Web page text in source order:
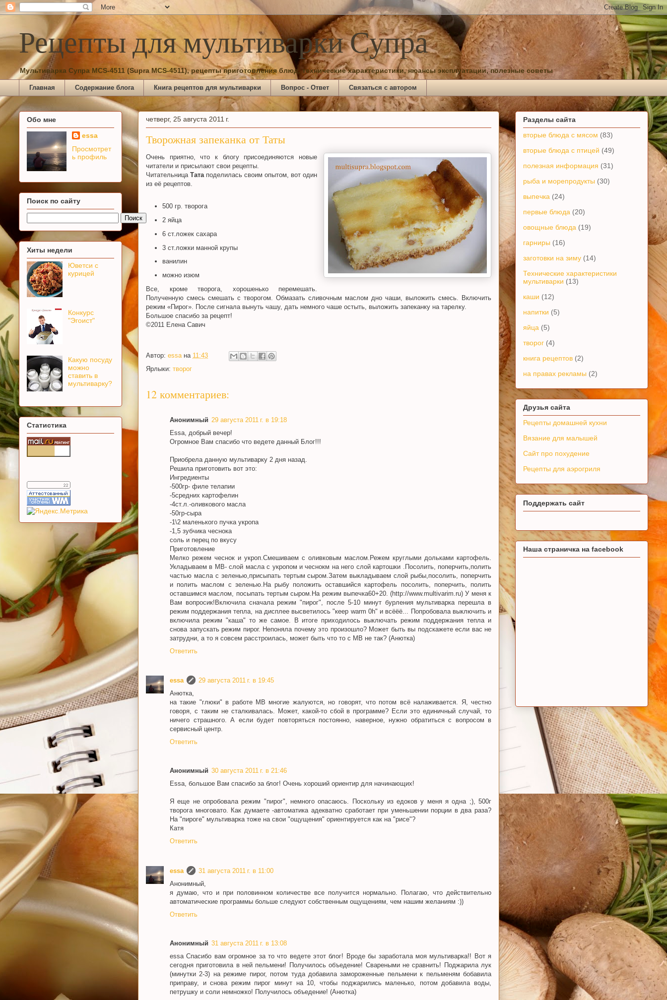
Рецепты для мультиварки Супра
Мультиварка Супра MCS-4511 (Supra MCS-4511), рецепты приготовления блюд, технические характеристики, нюансы эксплуатации, полезные советы
Главная Содержание блога Книга рецептов для мультиварки Вопрос - Ответ Связаться с автором
четверг, 25 августа 2011 г.
Творожная запеканка от Таты
Очень приятно, что к блогу присоединяются новые
читатели и присылают свои рецепты.
Читательница Тата поделилась своим опытом, вот один
из её рецептов.
500 гр. творога
2 яйца
6 ст.ложек сахара
3 ст.ложки манной крупы
ванилин
можно изюм
Все, кроме творога, хорошенько перемешать.
Полученную смесь смешать с творогом. Обмазать сливочным маслом дно чаши, выложить смесь. Включить
режим «Пирог». После сигнала вынуть чашу, дать немного чаше остыть, выложить запеканку на тарелку.
Большое спасибо за рецепт!
©2011 Елена Савич
Автор: essa на 11:43
Ярлыки: творог
12 комментариев:
Анонимный 29 августа 2011 г. в 19:18
Essa, добрый вечер!
Огромное Вам спасибо что ведете данный Блог!!!
Приобрела данную мультиварку 2 дня назад.
Решила приготовить вот это:
Ингредиенты
-500гр- филе телапии
-5средних картофелин
-4ст.л.-оливкового масла
-50гр-сыра
-1\2 маленького пучка укропа
-1,5 зубчика чеснока
соль и перец по вкусу
Приготовление
Мелко режем чеснок и укроп.Смешиваем с оливковым маслом.Режем круглыми дольками картофель.
Укладываем в МВ- слой масла с укропом и чеснокм на него слой картошки .Посолить, поперчить,полить
частью масла с зеленью,присыпать тертым сыром.Затем выкладываем слой рыбы,посолить, поперчить
и полить маслом с зеленью.На рыбу положить оставшийся картофель посолить, поперчить, полить
оставшимся маслом, посыпать тертым сыром.На режим выпечка60+20. (http://www.multivarim.ru) У меня к
Вам вопросик!Включила сначала режим "пирог", после 5-10 минут бурления мультиварка перешла в
режим поддержания тепла, на дисплее высветилось "кеер warm 0h" и всёёё... Попробовала выключить и
включила режим "каша" то же самое. В итоге приходилось выключать режим поддержания тепла и
снова запускать режим пирог. Непоняла почему это произошло? Может быть вы подскажете если вас не
затрудни, а то я совсем расстроилась, может быть что то с МВ не так? (Анютка)
Ответить
essa
29 августа 2011 г. в 19:45
Анютка,
на такие "глюки" в работе МВ многие жалуются, но говорят, что потом всё налаживается. Я, честно
говоря, с таким не сталкивалась. Может, какой-то сбой в программе? Если это единичный случай, то
ничего страшного. А если будет повторяться постоянно, наверное, нужно обратиться с вопросом в
сервисный центр.
Ответить
Анонимный 30 августа 2011 г. в 21:46
Essa, большое Вам спасибо за блог! Очень хороший ориентир для начинающих!
Я еще не опробовала режим "пирог", немного опасаюсь. Поскольку из едоков у меня я одна ;), 500г
творога многовато. Как думаете -автоматика адекватно сработает при уменьшении порции в два раза?
На "пироге" мультиварка тоже на свои "ощущения" ориентируется как на "рисе"?
Катя
Ответить
essa
31 августа 2011 г. в 11:00
Анонимный,
я думаю, что и при половинном количестве все получится нормально. Полагаю, что действительно
автоматические программы больше следуют собственным ощущениям, чем нашим желаниям :))
Ответить
Анонимный 31 августа 2011 г. в 13:08
essa Спасибо вам огромное за то что ведете этот блог! Вроде бы заработала моя мультиварка!! Вот я
сегодня приготовила в ней пельмени! Получилось объедение! Свареными не сравнить! Поджарила лук
(минутки 2-3) на режиме пирог, потом туда добавила замороженные пельмени к пельменям бобавила
приправу, и снова режим пирог минут на 10, чтобы поджарились маленько, потом добавила воды,
петрушку и соли немножко! Получилось объедение! (Анютка)
Обо мне
essa
Просмотрет
ь профиль
Поиск по сайту
Хиты недели
Юветси с
курицей
Конкурс
"Эгоист"
Какую посуду
можно
ставить в
мультиварку?
Статистика
Разделы сайта
вторые блюда с мясом (83)
вторые блюда с птицей (49)
полезная информация (31)
рыба и морепродукты (30)
выпечка (24)
первые блюда (20)
овощные блюда (19)
гарниры (16)
заготовки на зиму (14)
Технические характеристики
мультиварки (13)
каши (12)
напитки (5)
яйца (5)
творог (4)
книга рецептов (2)
на правах рекламы (2)
Друзья сайта
Рецепты домашней кухни
Вязание для малышей
Сайт про похудение
Рецепты для аэрогриля
Поддержать сайт
Наша страничка на facebook